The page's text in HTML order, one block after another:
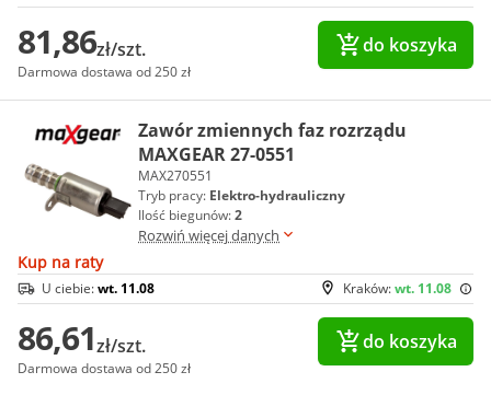
81,86zł/szt.
Darmowa dostawa od 250 zł
do koszyka
Zawór zmiennych faz rozrządu
MAXGEAR 27-0551
MAX270551
Tryb pracy: Elektro-hydrauliczny
Ilość biegunów:2
Rozwiń więcej danych
Kup na raty
Kraków:wt. 11.08
U ciebie:wt. 11.08
86,61zł/szt.
Darmowa dostawa od 250 zł
do koszyka